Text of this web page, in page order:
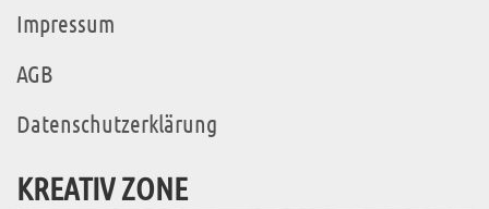
Impressum
AGB
Datenschutzerklärung
KREATIV ZONE